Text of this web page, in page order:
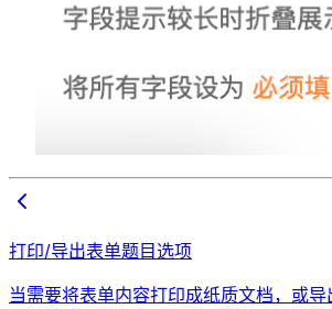
打印/导出表单题目选项
当需要将表单内容打印成纸质文档，或导